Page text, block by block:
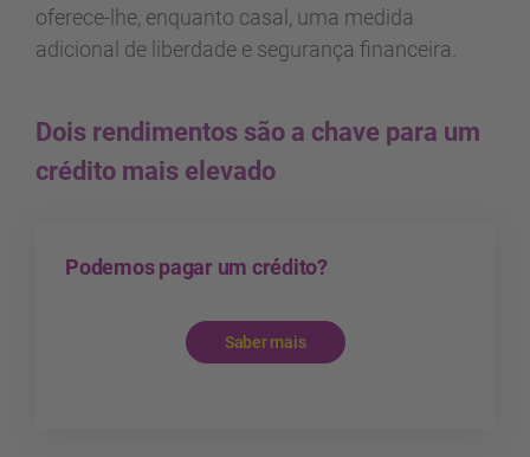
oferece-lhe, enquanto casal, uma medida
adicional de liberdade e segurança financeira.
Dois rendimentos são a chave para um
crédito mais elevado
Podemos pagar um crédito?
Saber mais